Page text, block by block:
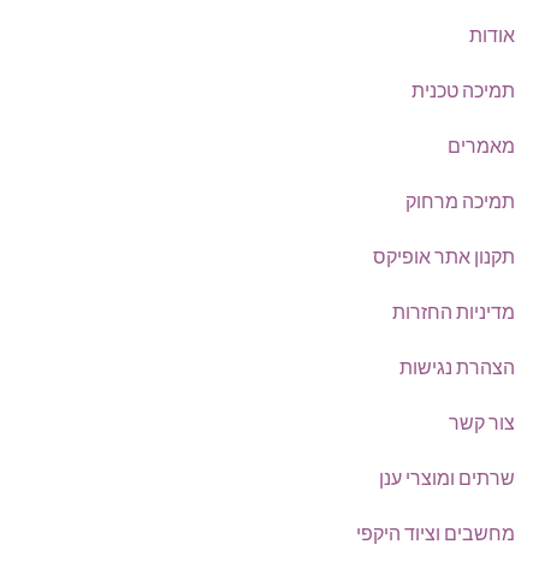
אודות
תמיכה טכנית
מאמרים
תמיכה מרחוק
תקנון אתר אופיקס
מדיניות החזרות
הצהרת נגישות
צור קשר
שרתים ומוצרי ענן
מחשבים וציוד היקפי